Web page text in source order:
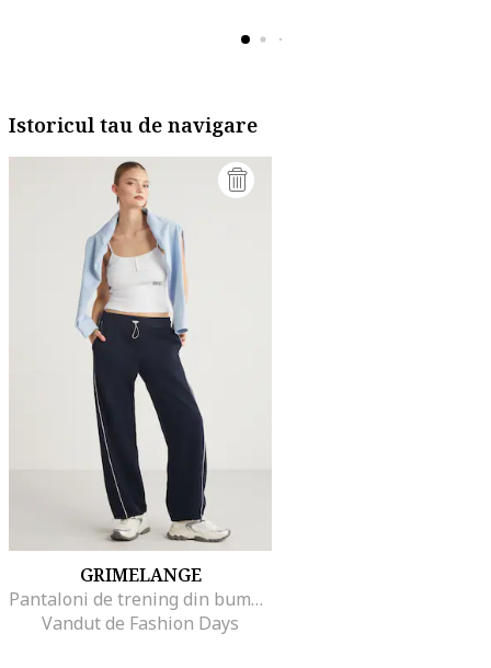
Istoricul tau de navigare
GRIMELANGE
Pantaloni de trening din bumbac cu snururi, Bleumarin
Vandut de Fashion Days